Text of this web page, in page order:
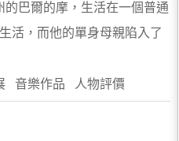
巴爾的摩，生活在一個普通
活，而他的單身母親陷入了
音樂作品 人物評價